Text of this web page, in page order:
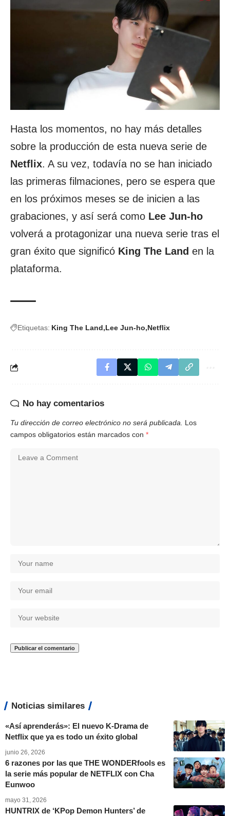
Hasta los momentos, no hay más detalles
sobre la producción de esta nueva serie de
Netflix. A su vez, todavía no se han iniciado
las primeras filmaciones, pero se espera que
en los próximos meses se de inicien a las
grabaciones, y así será como Lee Jun-ho
volverá a protagonizar una nueva serie tras el
gran éxito que significó King The Land en la
plataforma.
Etiquetas: King The Land Lee Jun-ho Netflix
No hay comentarios
Tu dirección de correo electrónico no será publicada. Los
campos obligatorios están marcados con *
Noticias similares
«Así aprenderás»: El nuevo K-Drama de
Netflix que ya es todo un éxito global
junio 26, 2026
6 razones por las que THE WONDERfools es
la serie más popular de NETFLIX con Cha
Eunwoo
mayo 31, 2026
HUNTRIX de ‘KPop Demon Hunters’ de